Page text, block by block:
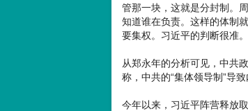
管那一块，这就是分封制。
知道谁在负责。这样的体制
要集权。习近平的判断很准。
从郑永年的分析可见，中共
称，中共的“集体领导制”导
今年以来，习近平阵营释放